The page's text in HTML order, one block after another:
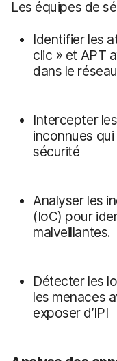
Les équipes de
Identifier les
clic » et APT
dans le
Intercepter
inconnues
sécurité
Analyser les
(IoC) pour
malveillantes.
Détecter les
les menaces
exposer d’IPI